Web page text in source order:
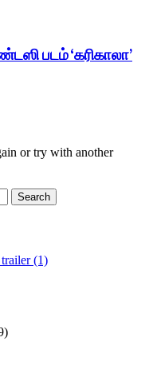
படம் ‘கரிகாலா’
or try with another
Search
(1)